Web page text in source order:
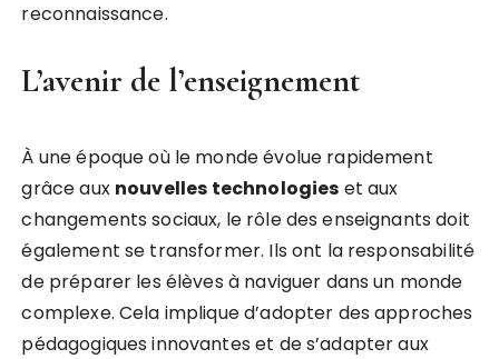
reconnaissance.
L’avenir de l’enseignement
À une époque où le monde évolue rapidement
grâce aux nouvelles technologies et aux
changements sociaux, le rôle des enseignants doit
également se transformer. Ils ont la responsabilité
de préparer les élèves à naviguer dans un monde
complexe. Cela implique d’adopter des approches
pédagogiques innovantes et de s’adapter aux